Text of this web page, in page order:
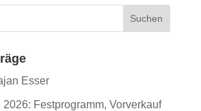
Esser
Festprogramm, Vorverkauf